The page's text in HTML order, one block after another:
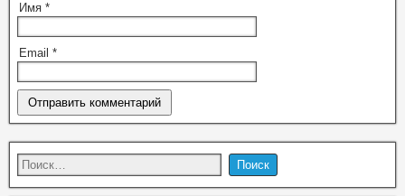
Имя *
Email *